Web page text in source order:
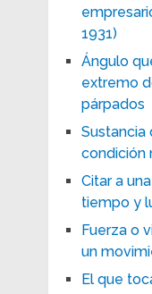
1931)
Ángulo
extremo
párpados
Sustancia
condición
Citar a
tiempo y
Fuerza o
un
El que